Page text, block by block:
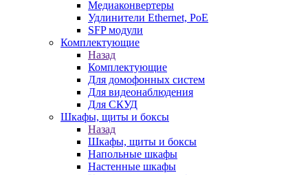
Медиаконвертеры
Удлинители Ethernet, PoE
SFP модули
Комплектующие
Назад
Комплектующие
Для домофонных систем
Для видеонаблюдения
Для СКУД
Шкафы, щиты и боксы
Назад
Шкафы, щиты и боксы
Напольные шкафы
Настенные шкафы